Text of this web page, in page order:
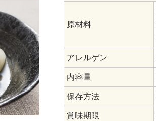
原材料
アレルゲン
内容量
保存方法
賞味期限